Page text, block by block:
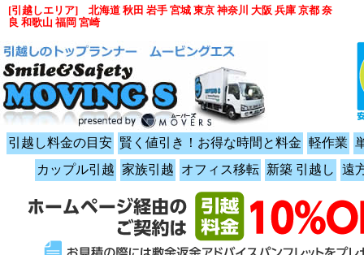
引越し料金の目安 賢く値引き！お得な時間と料金 軽作業
カップル引越 家族引越 オフィス移転 新築 引越し 遠
[引越しエリア] 北海道 秋田 岩手 宮城 東京 神奈川 大阪 兵庫 京都 奈
良 和歌山 福岡 宮崎